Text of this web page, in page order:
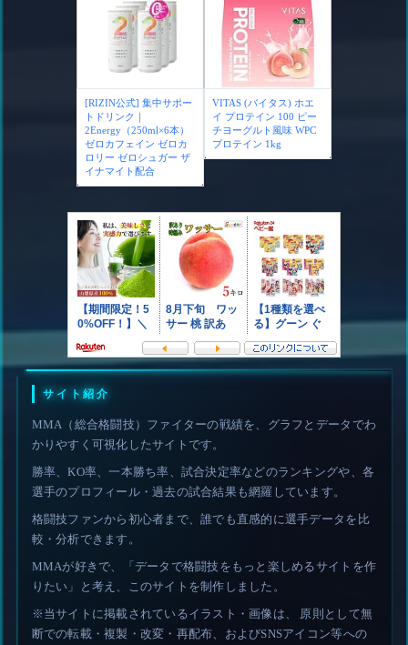
[RIZIN公式] 集中サポー
トドリンク｜
2Energy（250ml×6本）
ゼロカフェイン ゼロカ
ロリー ゼロシュガー ザ
イナマイト配合
VITAS (バイタス) ホエ
イ プロテイン 100 ピー
チヨーグルト風味 WPC
プロテイン 1kg
サイト紹介
MMA（総合格闘技）ファイターの戦績を、グラフとデータでわ
かりやすく可視化したサイトです。
勝率、KO率、一本勝ち率、試合決定率などのランキングや、各
選手のプロフィール・過去の試合結果も網羅しています。
格闘技ファンから初心者まで、誰でも直感的に選手データを比
較・分析できます。
MMAが好きで、「データで格闘技をもっと楽しめるサイトを作
りたい」と考え、このサイトを制作しました。
※当サイトに掲載されているイラスト・画像は、 原則として無
断での転載・複製・改変・再配布、およびSNSアイコン等への